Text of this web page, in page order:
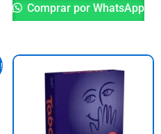
Comprar por WhatsApp